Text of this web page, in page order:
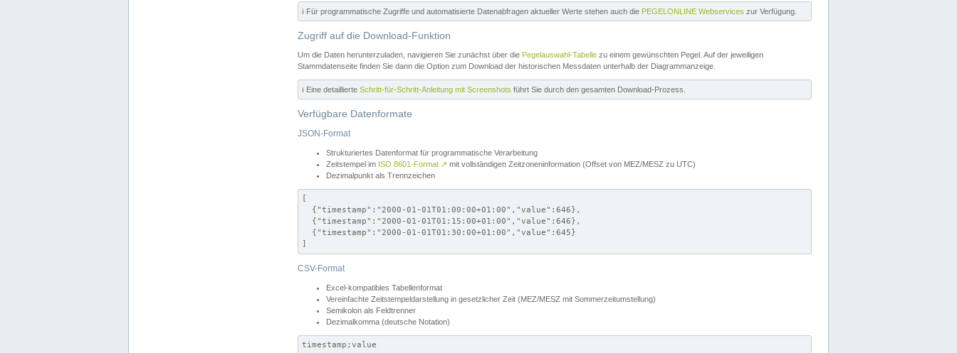
ℹ️ Für programmatische Zugriffe und automatisierte Datenabfragen aktueller Werte stehen auch die PEGELONLINE Webservices zur Verfügung.
Zugriff auf die Download-Funktion
Um die Daten herunterzuladen, navigieren Sie zunächst über die Pegelauswahl-Tabelle zu einem gewünschten Pegel. Auf der jeweiligen
Stammdatenseite finden Sie dann die Option zum Download der historischen Messdaten unterhalb der Diagrammanzeige.
ℹ️ Eine detaillierte Schritt-für-Schritt-Anleitung mit Screenshots führt Sie durch den gesamten Download-Prozess.
Verfügbare Datenformate
JSON-Format
Strukturiertes Datenformat für programmatische Verarbeitung
Zeitstempel im ISO 8601-Format ↗ mit vollständigen Zeitzoneninformation (Offset von MEZ/MESZ zu UTC)
Dezimalpunkt als Trennzeichen
[
  {"timestamp":"2000-01-01T01:00:00+01:00","value":646},
  {"timestamp":"2000-01-01T01:15:00+01:00","value":646},
  {"timestamp":"2000-01-01T01:30:00+01:00","value":645}
]
CSV-Format
Excel-kompatibles Tabellenformat
Vereinfachte Zeitstempeldarstellung in gesetzlicher Zeit (MEZ/MESZ mit Sommerzeitumstellung)
Semikolon als Feldtrenner
Dezimalkomma (deutsche Notation)
timestamp;value